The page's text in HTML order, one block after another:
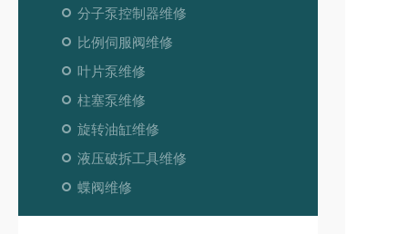
分子泵控制器维修
比例伺服阀维修
叶片泵维修
柱塞泵维修
旋转油缸维修
液压破拆工具维修
蝶阀维修